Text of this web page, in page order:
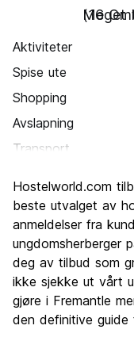
Meget
(16
Aktiviteter
Spise ute
Shopping
Avslapning
Transport
Kultur
Feste
Verdi for pengene
Hostelworld.com
beste utvalget av
anmeldelser fra
ungdomsherberger
deg av tilbud som
ikke sjekke ut vårt
gjøre i Fremantle
den definitive guide